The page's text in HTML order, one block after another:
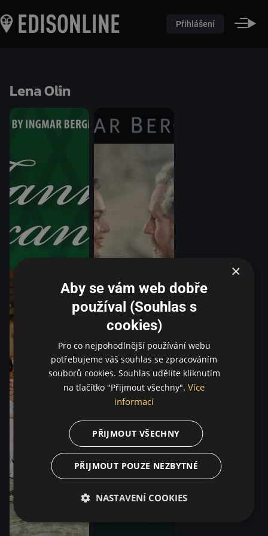
Přihlášení
Lena Olin
×
Aby se vám web dobře
používal (Souhlas s
cookies)
Pro co nejpohodlnější používání webu
potřebujeme váš souhlas se zpracováním
souborů cookies. Souhlas udělíte kliknutím
na tlačítko "Přijmout všechny". Více
informací
PŘIJMOUT VŠECHNY
PŘIJMOUT POUZE NEZBYTNÉ
NASTAVENÍ COOKIES